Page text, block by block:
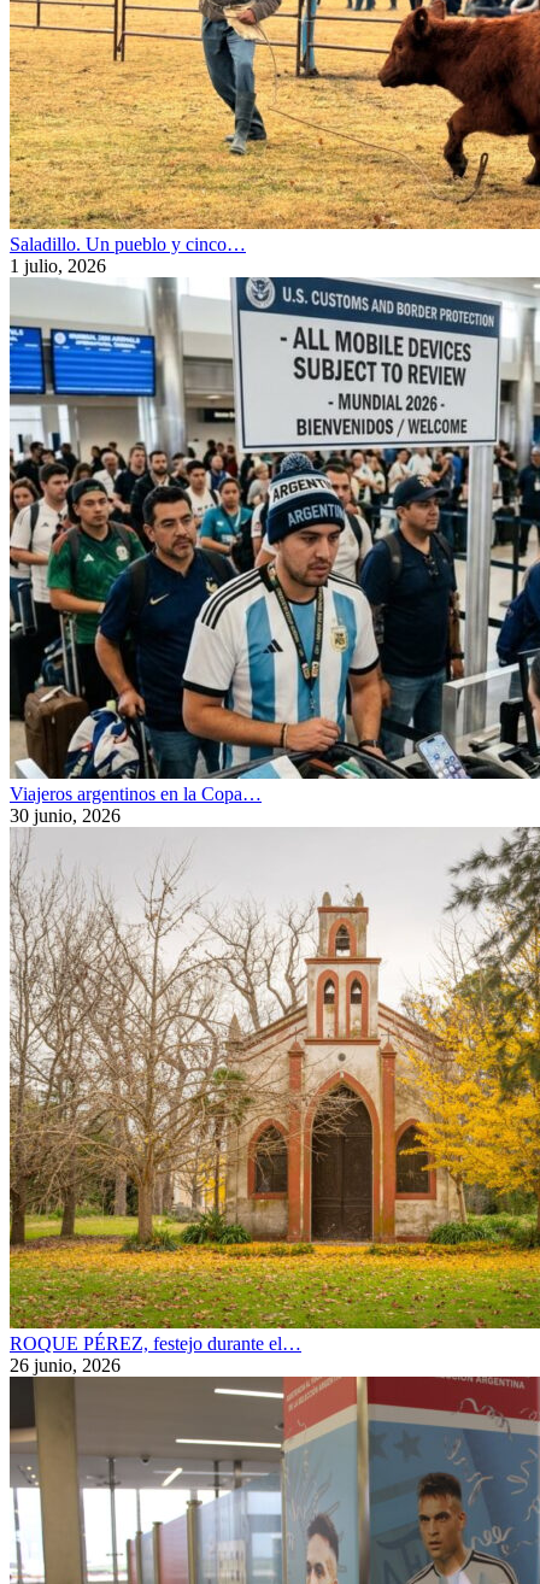
Saladillo. Un pueblo y cinco…
1 julio, 2026
Viajeros argentinos en la Copa…
30 junio, 2026
ROQUE PÉREZ, festejo durante el…
26 junio, 2026